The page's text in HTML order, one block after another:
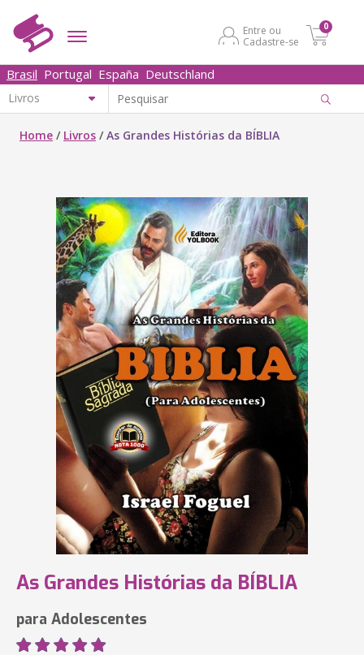
Entre ou
Cadastre-se
0
Brasil Portugal España Deutschland
Home / Livros /As Grandes Histórias da BÍBLIA
As Grandes Histórias da BÍBLIA
para Adolescentes